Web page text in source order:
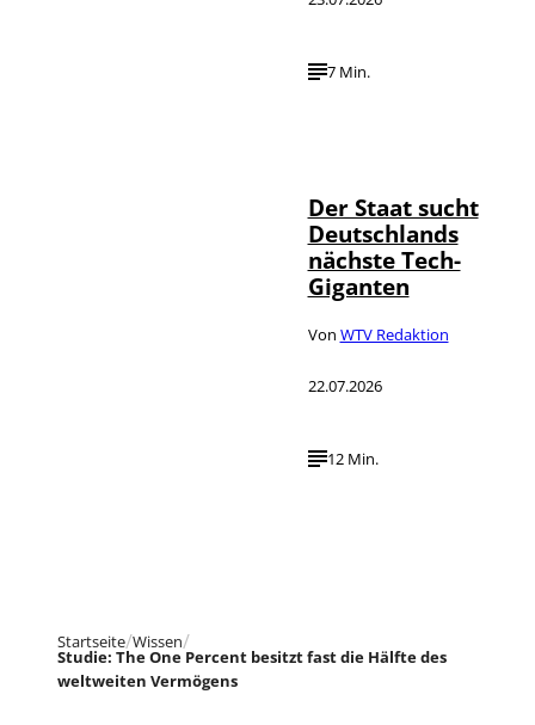
7 Min.
Der Staat sucht
Deutschlands
nächste Tech-
Giganten
Von WTV Redaktion
22.07.2026
12 Min.
Startseite Wissen
Studie: The One Percent besitzt fast die Hälfte des
weltweiten Vermögens